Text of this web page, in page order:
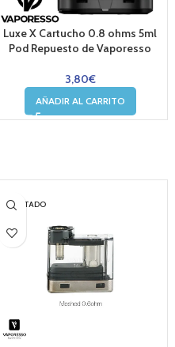
Luxe X Cartucho 0.8 ohms 5ml
Pod Repuesto de Vaporesso
3,80€
AÑADIR AL CARRITO
AGOTADO